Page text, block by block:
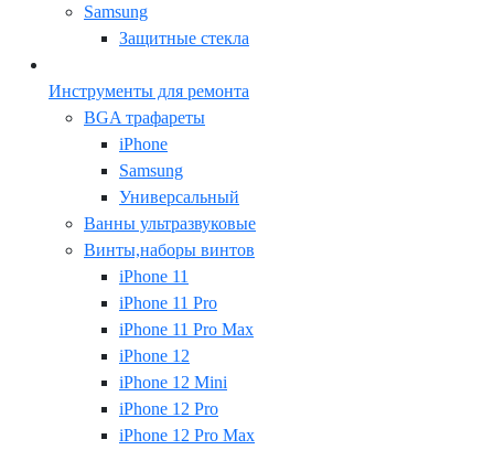
Samsung
Защитные стекла
Инструменты для ремонта
BGA трафареты
iPhone
Samsung
Универсальный
Ванны ультразвуковые
Винты,наборы винтов
iPhone 11
iPhone 11 Pro
iPhone 11 Pro Max
iPhone 12
iPhone 12 Mini
iPhone 12 Pro
iPhone 12 Pro Max